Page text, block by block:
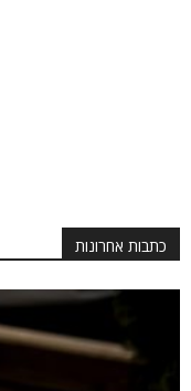
כתבות אחרונות